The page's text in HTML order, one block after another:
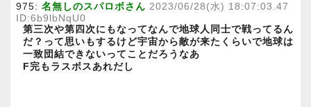
975: 名無しのスパロボさん 2023/06/28(水) 18:07:03.47
ID:6b9lbNqU0
第三次や第四次にもなってなんで地球人同士で戦ってるん
だ？って思いもするけど宇宙から敵が来たくらいで地球は
一致団結できないってことだろうなあ
F完もラスボスあれだし